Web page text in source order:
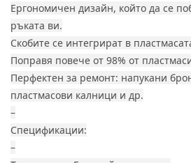
Ергономичен дизайн, който да се
ръката ви.
Скобите се интегрират в
Поправя повече от 98% от
Перфектен за ремонт: напукани
пластмасови калници и др.
–
Спецификации:
–